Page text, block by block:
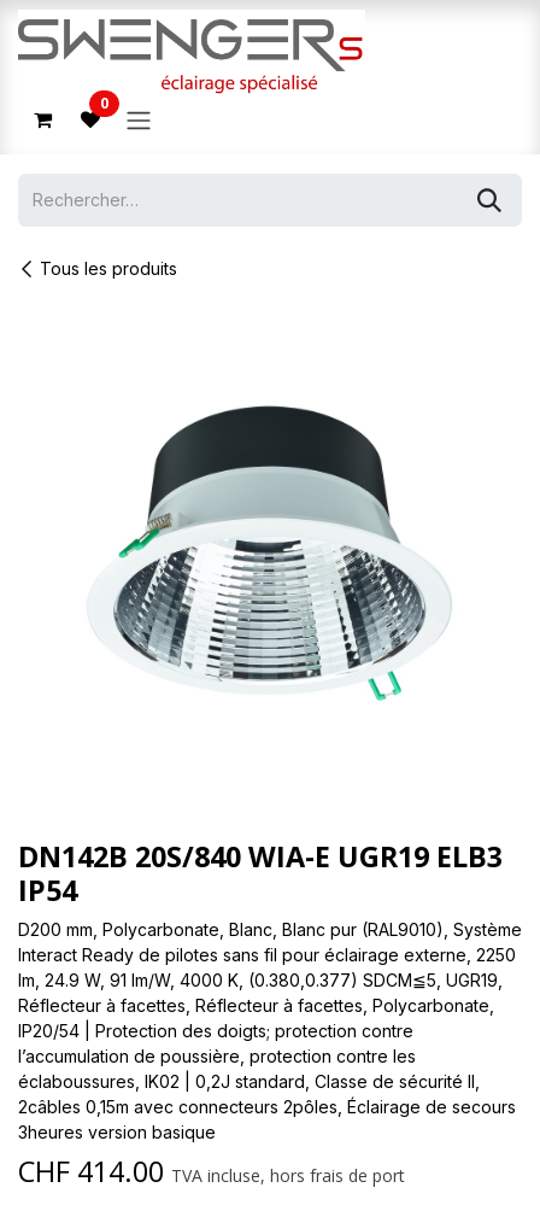
Se rendre au contenu
0
Tous les produits
DN142B 20S/840 WIA-E UGR19 ELB3
IP54
D200 mm, Polycarbonate, Blanc, Blanc pur (RAL9010), Système
Interact Ready de pilotes sans fil pour éclairage externe, 2250
lm, 24.9 W, 91 lm/W, 4000 K, (0.380,0.377) SDCM≦5, UGR19,
Réflecteur à facettes, Réflecteur à facettes, Polycarbonate,
IP20/54 | Protection des doigts; protection contre
l’accumulation de poussière, protection contre les
éclaboussures, IK02 | 0,2J standard, Classe de sécurité II,
2câbles 0,15m avec connecteurs 2pôles, Éclairage de secours
3heures version basique
CHF 414.00 TVA incluse, hors frais de port